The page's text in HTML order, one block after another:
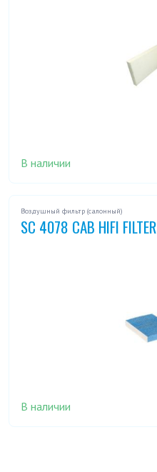
В наличии
Воздушный фильтр (салонный)
SC 4078 CAB HIFI FILTER
В наличии